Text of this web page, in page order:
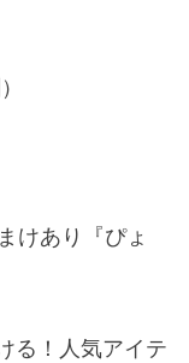
けあり『ぴょ
る！人気アイテ